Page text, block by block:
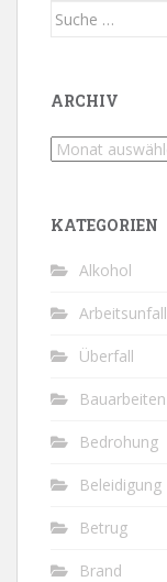
Suche
ARCHIV
Archiv
KATEGORIEN
Alkohol
Arbeitsunfall
Überfall
Bauarbeiten
Bedrohung
Beleidigung
Betrug
Brand